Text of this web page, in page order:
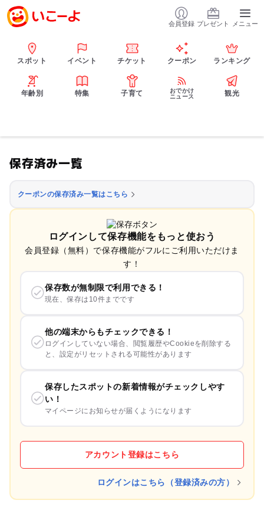
会員登録 プレゼント メニュー
スポット イベント チケット クーポン ランキング
年齢別 特集 子育て
おでかけ
ニュース
観光
保存済み一覧
クーポンの保存済み一覧はこちら
ログインして保存機能をもっと使おう
会員登録（無料）で保存機能がフルにご利用いただけま
す！
保存数が無制限で利用できる！
現在、保存は10件までです
他の端末からもチェックできる！
ログインしていない場合、閲覧履歴やCookieを削除する
と、設定がリセットされる可能性があります
保存したスポットの新着情報がチェックしやす
い！
マイページにお知らせが届くようになります
アカウント登録はこちら
ログインはこちら（登録済みの方）